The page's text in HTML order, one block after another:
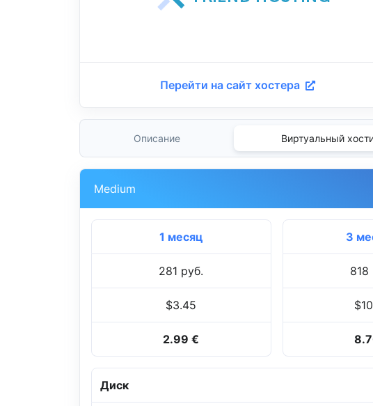
Перейти на сайт хостера
Описание Виртуальный
Medium
1 месяц
281 руб.
$3.45
2.99 €
3
818
Диск